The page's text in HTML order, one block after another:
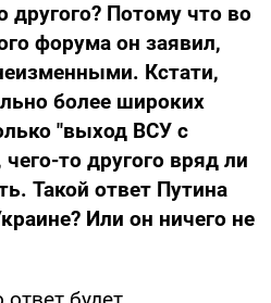
Потому что во
форума он заявил,
Кстати,
более широких
"выход ВСУ с
то другого вряд ли
Такой ответ Путина
Или он ничего не